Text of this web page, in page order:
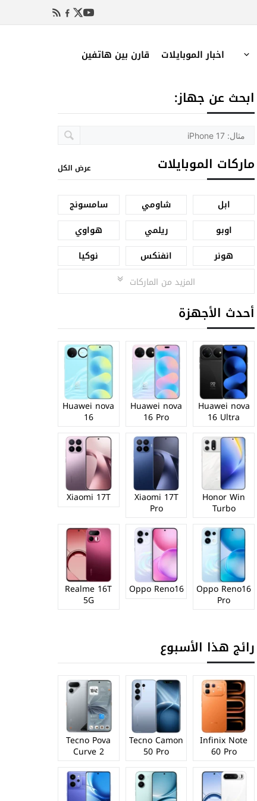
اخبار الموبايلات قارن بين هاتفين
ابحث عن جهاز:
ماركات الموبايلات عرض الكل
ابل شاومي
سامسونج
اوبو
ريلمي
هواوي
هونر
انفنكس
نوكيا
المزيد من الماركات
أحدث الأجهزة
Huawei nova
16 Ultra
Huawei nova
16 Pro
Huawei nova
16
Honor Win
Turbo
Xiaomi 17T
Pro
Xiaomi 17T
Oppo Reno16
Pro
Oppo Reno16
Realme 16T
5G
رائج هذا الأسبوع
Infinix Note
60 Pro
Tecno Camon
50 Pro
Tecno Pova
Curve 2